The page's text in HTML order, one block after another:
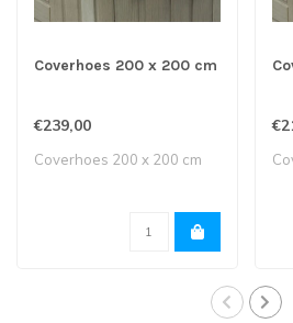
Coverhoes 200 x 200 cm
€239,00
Coverhoes 200 x 200 cm